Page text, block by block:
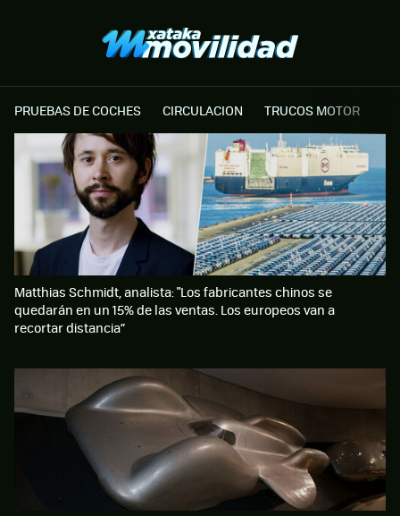
PRUEBAS DE COCHES CIRCULACION TRUCOS MOTOR
Matthias Schmidt, analista: "Los fabricantes chinos se
quedarán en un 15% de las ventas. Los europeos van a
recortar distancia”